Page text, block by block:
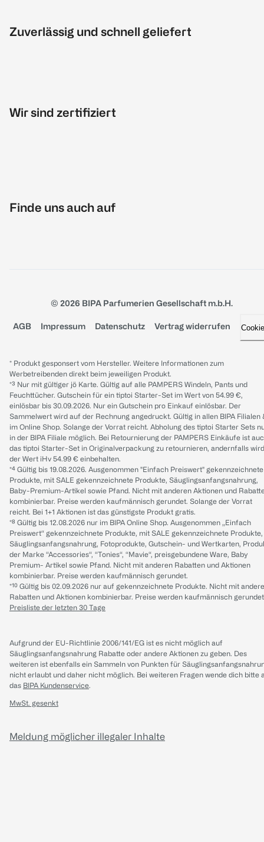
Zuverlässig und schnell geliefert
Wir sind zertifiziert
Finde uns auch auf
© 2026 BIPA Parfumerien Gesellschaft m.b.H.
AGB Impressum Datenschutz Vertrag widerrufen
* Produkt gesponsert vom Hersteller. Weitere Informationen zum
Werbetreibenden direkt beim jeweiligen Produkt.
*³ Nur mit gültiger jö Karte. Gültig auf alle PAMPERS Windeln, Pants und
Feuchttücher. Gutschein für ein tiptoi Starter-Set im Wert von 54.99 €,
einlösbar bis 30.09.2026. Nur ein Gutschein pro Einkauf einlösbar. Der
Sammelwert wird auf der Rechnung angedruckt. Gültig in allen BIPA Filialen
im Online Shop. Solange der Vorrat reicht. Abholung des tiptoi Starter Sets
in der BIPA Filiale möglich. Bei Retournierung der PAMPERS Einkäufe ist
das tiptoi Starter-Set in Originalverpackung zu retournieren, andernfalls wird
der Wert iHv 54.99 € einbehalten.
*⁴ Gültig bis 19.08.2026. Ausgenommen "Einfach Preiswert" gekennzeichnete
Produkte, mit SALE gekennzeichnete Produkte, Säuglingsanfangsnahrung,
Baby-Premium-Artikel sowie Pfand. Nicht mit anderen Aktionen und
kombinierbar. Preise werden kaufmännisch gerundet. Solange der Vorrat
reicht. Bei 1+1 Aktionen ist das günstigste Produkt gratis.
*⁸ Gültig bis 12.08.2026 nur im BIPA Online Shop. Ausgenommen „Einfach
Preiswert“ gekennzeichnete Produkte, mit SALE gekennzeichnete Produkte,
Säuglingsanfangsnahrung, Fotoprodukte, Gutschein- und Wertkarten,
der Marke “Accessories“, “Tonies“, “Mavie“, preisgebundene Ware, Baby
Premium- Artikel sowie Pfand. Nicht mit anderen Rabatten und Aktionen
kombinierbar. Preise werden kaufmännisch gerundet.
*¹⁰ Gültig bis 02.09.2026 nur auf gekennzeichnete Produkte. Nicht mit
Rabatten und Aktionen kombinierbar. Preise werden kaufmännisch
Preisliste der letzten 30 Tage
Aufgrund der EU-Richtlinie 2006/141/EG ist es nicht möglich auf
Säuglingsanfangsnahrung Rabatte oder andere Aktionen zu geben. Des
weiteren ist ebenfalls ein Sammeln von Punkten für
nicht erlaubt und daher nicht möglich. Bei weiteren Fragen wende dich bitte
das BIPA Kundenservice.
MwSt. gesenkt
Meldung möglicher illegaler Inhalte